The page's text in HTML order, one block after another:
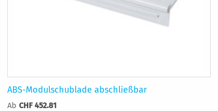
ABS-Modulschublade abschließbar
Ab CHF 452.81